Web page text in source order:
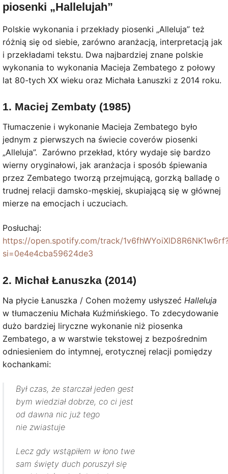
piosenki „Hallelujah”
Polskie wykonania i przekłady piosenki „Alleluja” też
różnią się od siebie, zarówno aranżacją, interpretacją jak
i przekładami tekstu. Dwa najbardziej znane polskie
wykonania to wykonania Macieja Zembatego z połowy
lat 80-tych XX wieku oraz Michała Łanuszki z 2014 roku.
1. Maciej Zembaty (1985)
Tłumaczenie i wykonanie Macieja Zembatego było
jednym z pierwszych na świecie coverów piosenki
„Alleluja”. Zarówno przekład, który wydaje się bardzo
wierny oryginałowi, jak aranżacja i sposób śpiewania
przez Zembatego tworzą przejmującą, gorzką balladę o
trudnej relacji damsko-męskiej, skupiającą się w głównej
mierze na emocjach i uczuciach.
Posłuchaj:
https://open.spotify.com/track/
si=0e4e4cba59624de3
2. Michał Łanuszka (2014)
Na płycie Łanuszka / Cohen możemy usłyszeć Halleluja
w tłumaczeniu Michała Kuźmińskiego. To zdecydowanie
dużo bardziej liryczne wykonanie niż piosenka
Zembatego, a w warstwie tekstowej z bezpośrednim
odniesieniem do intymnej, erotycznej relacji pomiędzy
kochankami:
Był czas, że starczał jeden gest
bym wiedział dobrze, co ci jest
od dawna nic już tego
nie zwiastuje
Lecz gdy wstąpiłem w łono twe
sam święty duch poruszył się